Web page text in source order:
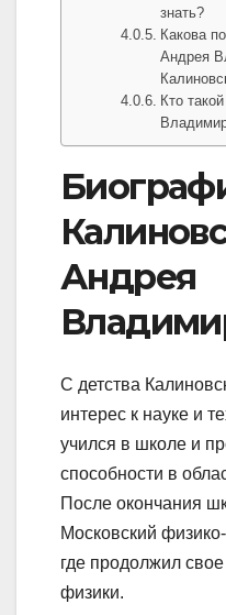
знать?
Какова
Андрея
Кто
Андрея
С детства
интерес к науке и
учился в школе и
способности в
После окончания
Московский физико-
где продолжил
физики.